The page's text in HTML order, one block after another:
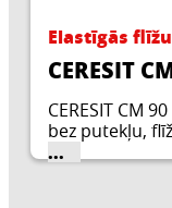
Elastīgās
CERESIT
CERESIT CM
bez putekļu,
CERESIT CM
...